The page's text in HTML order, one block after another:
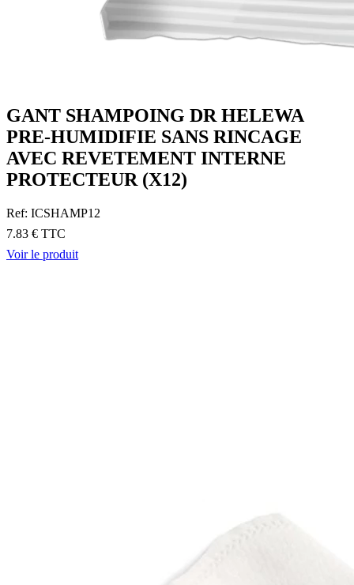
GANT SHAMPOING DR HELEWA
PRE-HUMIDIFIE SANS RINCAGE
AVEC REVETEMENT INTERNE
PROTECTEUR (X12)
Ref: ICSHAMP12
7.83 € TTC
Voir le produit